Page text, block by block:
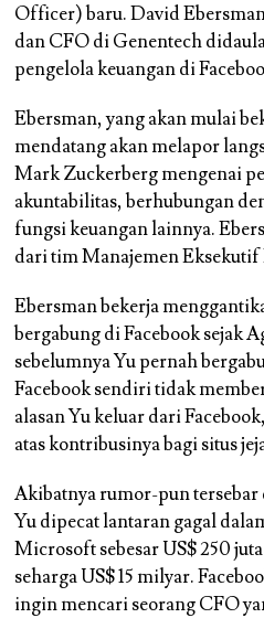
Officer) baru. David
dan CFO di Genentech
pengelola keuangan di
Ebersman, yang akan mulai
mendatang akan melapor
Mark Zuckerberg mengenai
akuntabilitas, berhubungan
fungsi keuangan lainnya.
dari tim Manajemen Eksekutif
Ebersman bekerja
bergabung di Facebook sejak
sebelumnya Yu pernah
Facebook sendiri tidak
alasan Yu keluar dari
atas kontribusinya bagi situs
Akibatnya rumor-pun
Yu dipecat lantaran gagal
Microsoft sebesar US$ 250
seharga US$ 15 milyar.
ingin mencari seorang CFO